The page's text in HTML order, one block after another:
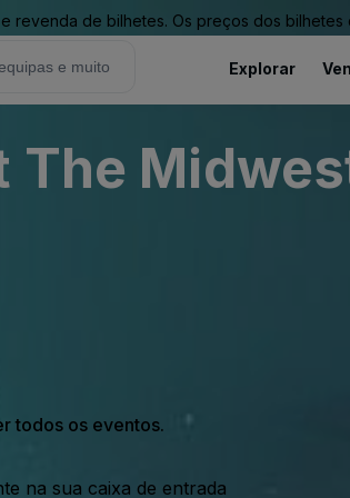
revenda de bilhetes. Os preços dos
Explorar
The
todos os eventos.
na sua caixa de entrada